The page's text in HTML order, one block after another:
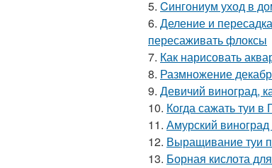
5. Cингониум уход в
6. Деление и
пересаживать флоксы
7. Как нарисовать
8. Размножение
9. Девичий виноград,
10. Когда сажать туи в
11. Амурский
12. Выращивание туи
13. Борная кислота